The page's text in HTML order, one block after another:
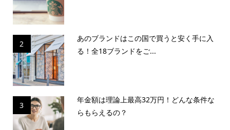
2
あのブランドはこの国で買うと安く手に入
る！全18ブランドをご...
3
年金額は理論上最高32万円！どんな条件な
らもらえるの？